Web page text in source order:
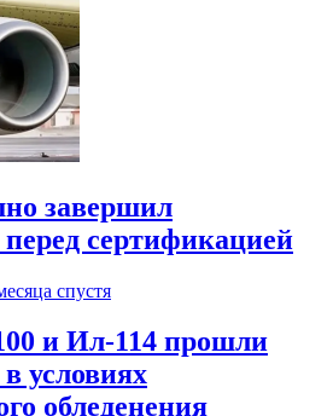
завершил
сертификацией
спустя
и Ил-114 прошли
условиях
обледенения